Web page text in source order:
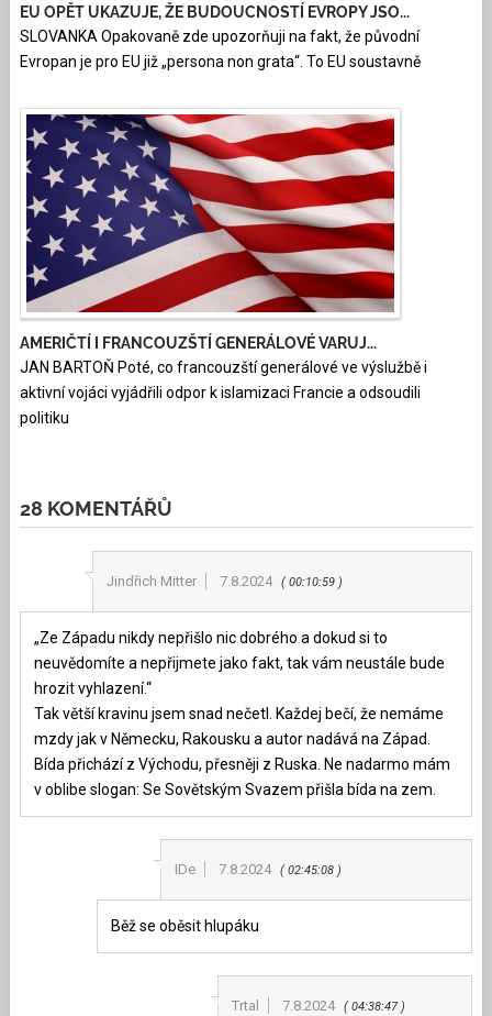
EU OPĚT UKAZUJE, ŽE BUDOUCNOSTÍ EVROPY JSO...
SLOVANKA Opakovaně zde upozorňuji na fakt, že původní
Evropan je pro EU již „persona non grata“. To EU soustavně
AMERIČTÍ I FRANCOUZŠTÍ GENERÁLOVÉ VARUJ...
JAN BARTOŇ Poté, co francouzští generálové ve výslužbě i
aktivní vojáci vyjádřili odpor k islamizaci Francie a odsoudili
politiku
28 KOMENTÁŘŮ
Jindřich Mitter 7.8.2024 00:10:59
„Ze Západu nikdy nepřišlo nic dobrého a dokud si to
neuvědomíte a nepřijmete jako fakt, tak vám neustále bude
hrozit vyhlazení.“
Tak větší kravinu jsem snad nečetl. Každej bečí, že nemáme
mzdy jak v Německu, Rakousku a autor nadává na Západ.
Bída přichází z Východu, přesněji z Ruska. Ne nadarmo mám
v oblibe slogan: Se Sovětským Svazem přišla bída na zem.
IDe 7.8.2024 02:45:08
Běž se oběsit hlupáku
Trtal 7.8.2024 04:38:47